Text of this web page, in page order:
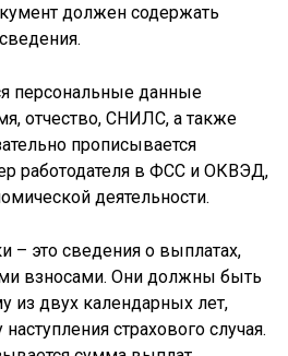
должен содержать
персональные данные
отчество, СНИЛС, а также
прописывается
работодателя в ФСС и ОКВЭД,
деятельности.
– это сведения о выплатах,
взносами. Они должны быть
из двух календарных лет,
страхового случая.